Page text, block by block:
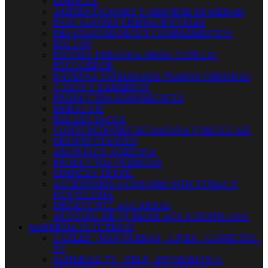
AMBIENTADORES Y ABSORBE HUMEDAD
RASCADORES-LIMPIACRISTALES
DESATASCADORES Y COMPLEMENTOS
ROLLOS
ESCOBA-FREGONA-MOPA-CEPILLO-
RECOGEDOR
BAYETAS-ESTROPAJOS-TRAPOS-ESPONJAS
CUBOS Y BARREÑOS
PRODUCTOS ABSORBENTES
EMBALAJE
BOLSAS-SACOS
CONTENEDORES DE BASURA Y RECICLAJE
DESINFECTANTES
AMONIACO ACETONA
PRODUCTOS QUIMICOS
LIMPIEZA TEXTIL
ACCESORIOS SANITARIO INDUSTRIAL Y
HOSTELERIA
DISOLVENTE-AGUARRAS
ALCOHOL DE QUEMAR-AGUA DESTILADA
MATERIAL ELECTRICO
CABLES - MANGUERAS - LINEA - CARRETES -
TV
MATERIAL TV - TELF - INFORMATICA